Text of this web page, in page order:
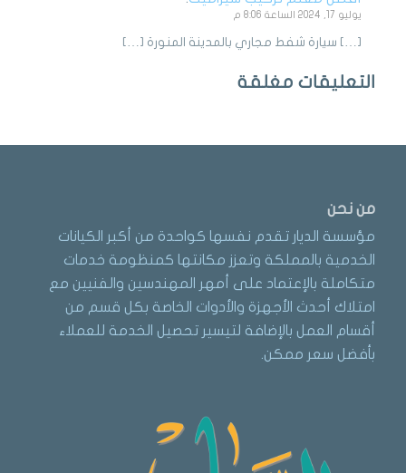
يوليو 17, 2024 الساعة 8:06 م
[…] سيارة شفط مجاري بالمدينة المنورة […]
التعليقات مغلقة
من نحن
مؤسسة الديار تقدم نفسها كواحدة من أكبر الكيانات
الخدمية بالمملكة وتعزز مكانتها كمنظومة خدمات
متكاملة بالإعتماد على أمهر المهندسين والفنيين مع
امتلاك أحدث الأجهزة والأدوات الخاصة بكل قسم من
أقسام العمل بالإضافة لتيسير تحصيل الخدمة للعملاء
بأفضل سعر ممكن.